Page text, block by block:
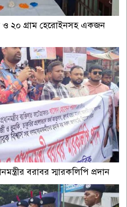
ও ২০ গ্রাম হেরোইনসহ একজন
বরাবর স্মারকলিপি প্রদান